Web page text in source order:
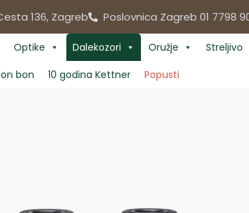
136, Zagreb Poslovnica Zagreb 01 7798
Optike Dalekozori Oružje Streljivo
bon 10 godina Kettner Popusti